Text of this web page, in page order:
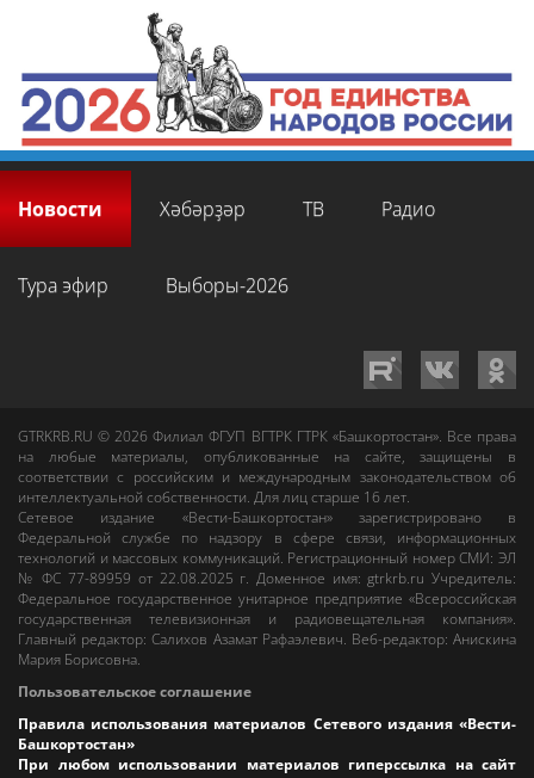
Новости Хәбәрҙәр ТВ Радио
Тура эфир Выборы-2026
GTRKRB.RU © 2026Филиал ФГУП ВГТРК ГТРК «Башкортостан». Все права
на любые материалы, опубликованные на сайте, защищены в
соответствии с российским и международным законодательством об
интеллектуальной собственности. Для лиц старше 16 лет.
Сетевое издание «Вести-Башкортостан»зарегистрировано в
Федеральной службе по надзору в сфере связи, информационных
технологий и массовых коммуникаций. Регистрационный номер СМИ: ЭЛ
№ ФС 77-89959 от 22.08.2025 г. Доменное имя:gtrkrb.ru Учредитель:
Федеральное государственное унитарное предприятие «Всероссийская
государственная телевизионная и радиовещательная компания».
Главный редактор:Салихов Азамат Рафаэлевич. Веб-редактор:Анискина
Мария Борисовна.
Пользовательское соглашение
Правила использования материалов Сетевого издания «Вести-
Башкортостан»
При любом использовании материалов гиперссылка на сайт